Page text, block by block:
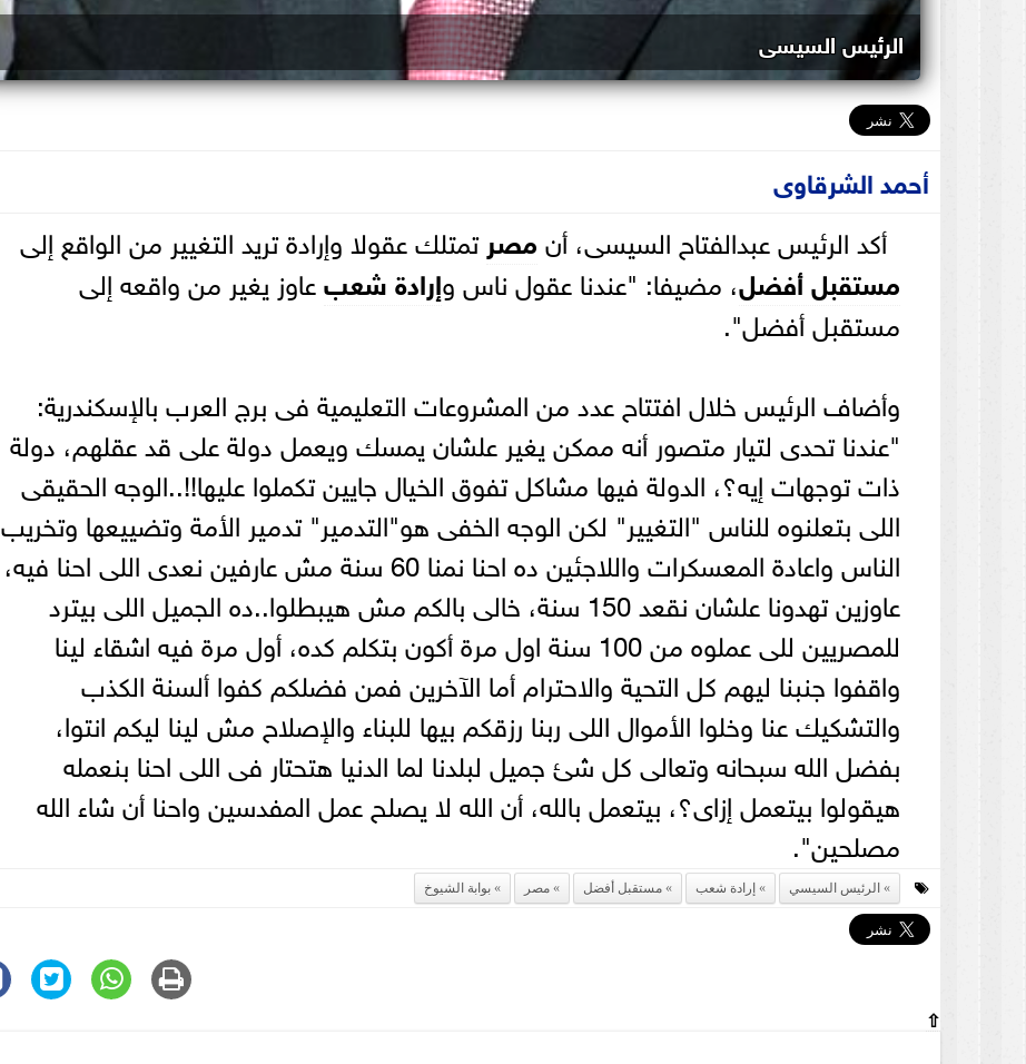
الرئيس السيسى
أحمد الشرقاوى
أكد الرئيس عبدالفتاح السيسى، أنمصر تمتلك عقولا وإرادة تريد التغيير من الواقع إلى
مستقبل أفضل، مضيفا: "عندنا عقول ناس وإرادة شعبعاوز يغير من واقعه إلى
مستقبل أفضل".
وأضاف الرئيس خلال افتتاح عدد من المشروعات التعليمية فى برج العرب بالإسكندرية:
"عندنا تحدى لتيار متصور أنه ممكن يغير علشان يمسك ويعمل دولة على قد عقلهم، دولة
ذات توجهات إيه؟، الدولة فيها مشاكل تفوق الخيال جايين تكملوا عليها!!..الوجه الحقيقى
اللى بتعلنوه للناس "التغيير" لكن الوجه الخفى هو"التدمير" تدمير الأمة وتضييعها وتخريب
الناس واعادة المعسكرات واللاجئين ده احنا نمنا 60 سنة مش عارفين نعدى اللى احنا فيه،
عاوزين تهدونا علشان نقعد 150 سنة، خالى بالكم مش هيبطلوا..ده الجميل اللى بيترد
للمصريين للى عملوه من 100 سنة اول مرة أكون بتكلم كده، أول مرة فيه اشقاء لينا
واقفوا جنبنا ليهم كل التحية والاحترام أما الآخرين فمن فضلكم كفوا ألسنة الكذب
والتشكيك عنا وخلوا الأموال اللى ربنا رزقكم بيها للبناء والإصلاح مش لينا ليكم انتوا،
بفضل الله سبحانه وتعالى كل شئ جميل لبلدنا لما الدنيا هتحتار فى اللى احنا بنعمله
هيقولوا بيتعمل إزاى؟، بيتعمل بالله، أن الله لا يصلح عمل المفدسين واحنا أن شاء الله
مصلحين".
الرئيس السيسي إرادة شعب مستقبل أفضل مصر بوابة الشيوخ
⇧